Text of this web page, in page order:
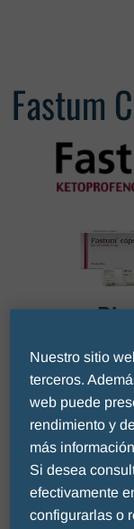
Fastum
Ketoprofeno
Cápsulas - Vía
Composición
Cada cápsula
Nuestro sitio
terceros.
web puede
rendimiento y
más
Si desea
efectivamente
configurarlas o